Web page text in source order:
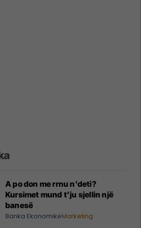
A po don me rrnu n’deti?
Kursimet mund t’ju sjellin një
banesë
Banka EkonomikeMarketing